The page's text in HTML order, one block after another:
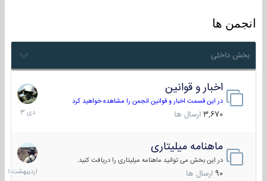
انجمن ها
بخش داخلی
اخبار و قوانین
در این قسمت اخبار و قوانین انجمن را مشاهده خواهید کرد
3,670 ارسال ها
22
دی
1403
ماهنامه میلیتاری
در این بخش می توانید ماهنامه میلیتاری را دریافت کنید.
90 ارسال ها
30
1401